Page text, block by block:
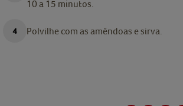
10 a 15 minutos.
Polvilhe com as amêndoas e sirva.